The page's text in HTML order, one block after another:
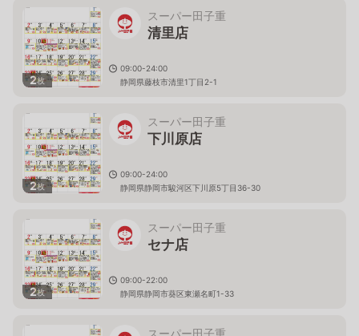
2枚
スーパー田子重
清里店
09:00-24:00
静岡県藤枝市清里1丁目2-1
2枚
スーパー田子重
下川原店
09:00-24:00
静岡県静岡市駿河区下川原5丁目36-30
2枚
スーパー田子重
セナ店
09:00-22:00
静岡県静岡市葵区東瀬名町1-33
スーパー田子重